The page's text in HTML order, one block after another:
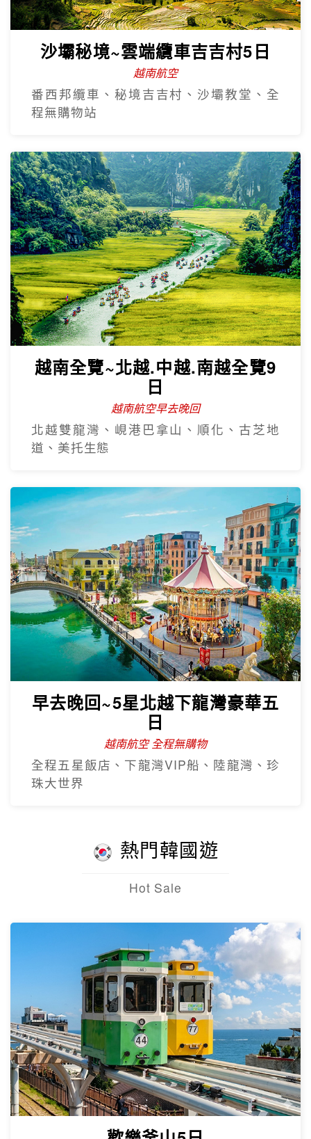
沙壩秘境~雲端纜車吉吉村5日
越南航空
番西邦纜車、秘境吉吉村、沙壩教堂、全
程無購物站
越南全覽~北越.中越.南越全覽9
日
越南航空早去晚回
北越雙龍灣、峴港巴拿山、順化、古芝地
道、美托生態
早去晚回~5星北越下龍灣豪華五
日
越南航空 全程無購物
全程五星飯店、下龍灣VIP船、陸龍灣、珍
珠大世界
熱門韓國遊
Hot Sale